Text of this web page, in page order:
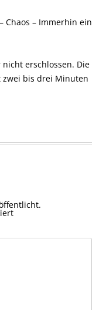
Chaos – Immerhin ein
erschlossen. Die
zwei bis drei Minuten